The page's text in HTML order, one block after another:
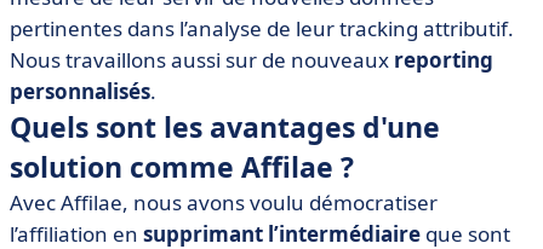
pertinentes dans l’analyse de leur tracking attributif.
Nous travaillons aussi sur de nouveaux reporting
personnalisés.
Quels sont les avantages d'une
solution comme Affilae ?
Avec Affilae, nous avons voulu démocratiser
l’affiliation en supprimant l’intermédiaire que sont